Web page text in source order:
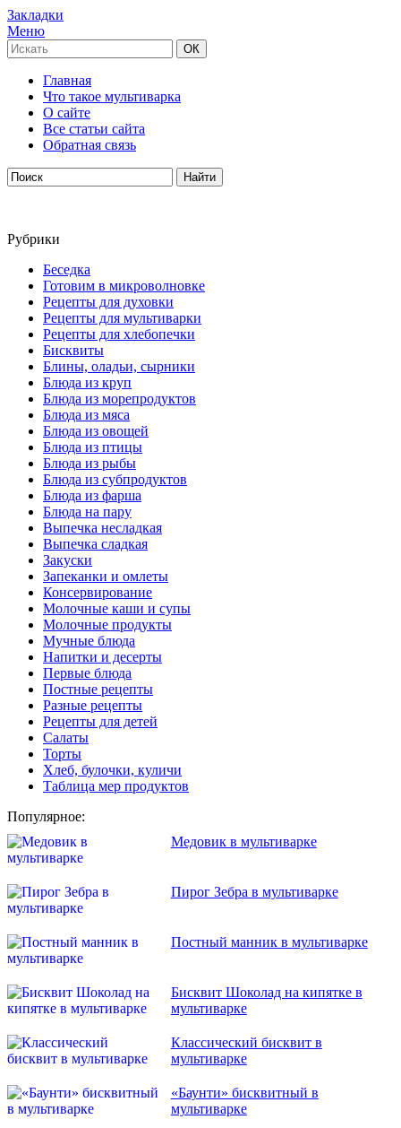
Закладки
Меню
Главная
Что такое мультиварка
О сайте
Все статьи сайта
Обратная связь
Рубрики
Беседка
Готовим в микроволновке
Рецепты для духовки
Рецепты для мультиварки
Рецепты для хлебопечки
Бисквиты
Блины, оладьи, сырники
Блюда из круп
Блюда из морепродуктов
Блюда из мяса
Блюда из овощей
Блюда из птицы
Блюда из рыбы
Блюда из субпродуктов
Блюда из фарша
Блюда на пару
Выпечка несладкая
Выпечка сладкая
Закуски
Запеканки и омлеты
Консервирование
Молочные каши и супы
Молочные продукты
Мучные блюда
Напитки и десерты
Первые блюда
Постные рецепты
Разные рецепты
Рецепты для детей
Салаты
Торты
Хлеб, булочки, куличи
Таблица мер продуктов
Популярное:
Медовик в мультиварке
Пирог Зебра в мультиварке
Постный манник в мультиварке
Бисквит Шоколад на кипятке в
мультиварке
Классический бисквит в
мультиварке
«Баунти» бисквитный в
мультиварке